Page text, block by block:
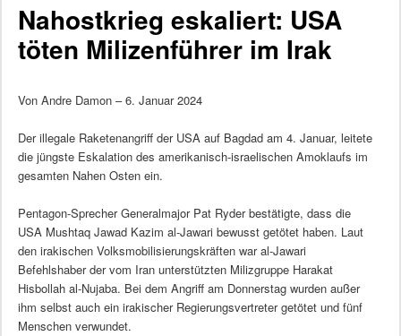
Nahostkrieg eskaliert: USA
töten Milizenführer im Irak
Von Andre Damon – 6. Januar 2024
Der illegale Raketenangriff der USA auf Bagdad am 4. Januar, leitete
die jüngste Eskalation des amerikanisch-israelischen Amoklaufs im
gesamten Nahen Osten ein.
Pentagon-Sprecher Generalmajor Pat Ryder bestätigte, dass die
USA Mushtaq Jawad Kazim al-Jawari bewusst getötet haben. Laut
den irakischen Volksmobilisierungskräften war al-Jawari
Befehlshaber der vom Iran unterstützten Milizgruppe Harakat
Hisbollah al-Nujaba. Bei dem Angriff am Donnerstag wurden außer
ihm selbst auch ein irakischer Regierungsvertreter getötet und fünf
Menschen verwundet.